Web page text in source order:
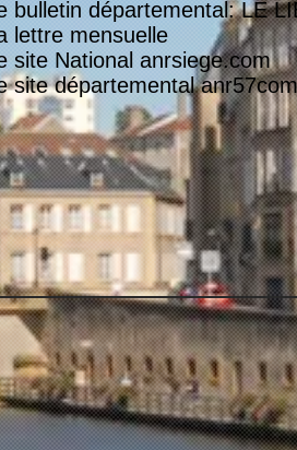
bulletin départemental: LE
lettre mensuelle
site National anrsiege.com
site départemental anr57com